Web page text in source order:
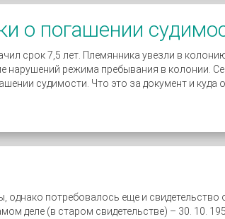
о погашении
срок 7,5 лет. Племянника увезли в
нарушений режима пребывания в колонии.
судимости. Что это за документ и куда
потребовалось еще и
деле (в старом свидетельстве) – 30. 10.